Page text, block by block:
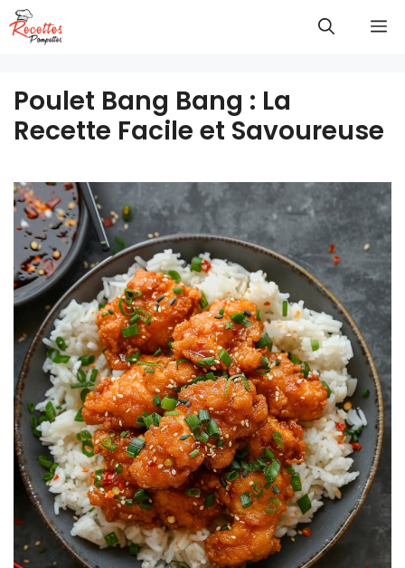
Aller
au
Poulet Bang Bang : La
Recette Facile et Savoureuse